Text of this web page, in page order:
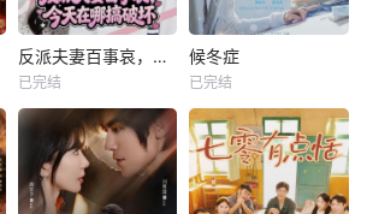
反派夫妻百事哀，今天在哪搞破坏
已完结
候冬症
已完结